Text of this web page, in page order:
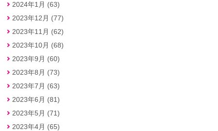
2024年1月 (63)
2023年12月 (77)
2023年11月 (62)
2023年10月 (68)
2023年9月 (60)
2023年8月 (73)
2023年7月 (63)
2023年6月 (81)
2023年5月 (71)
2023年4月 (65)